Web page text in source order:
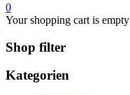
0
Your shopping cart is empty
Shop filter
Kategorien